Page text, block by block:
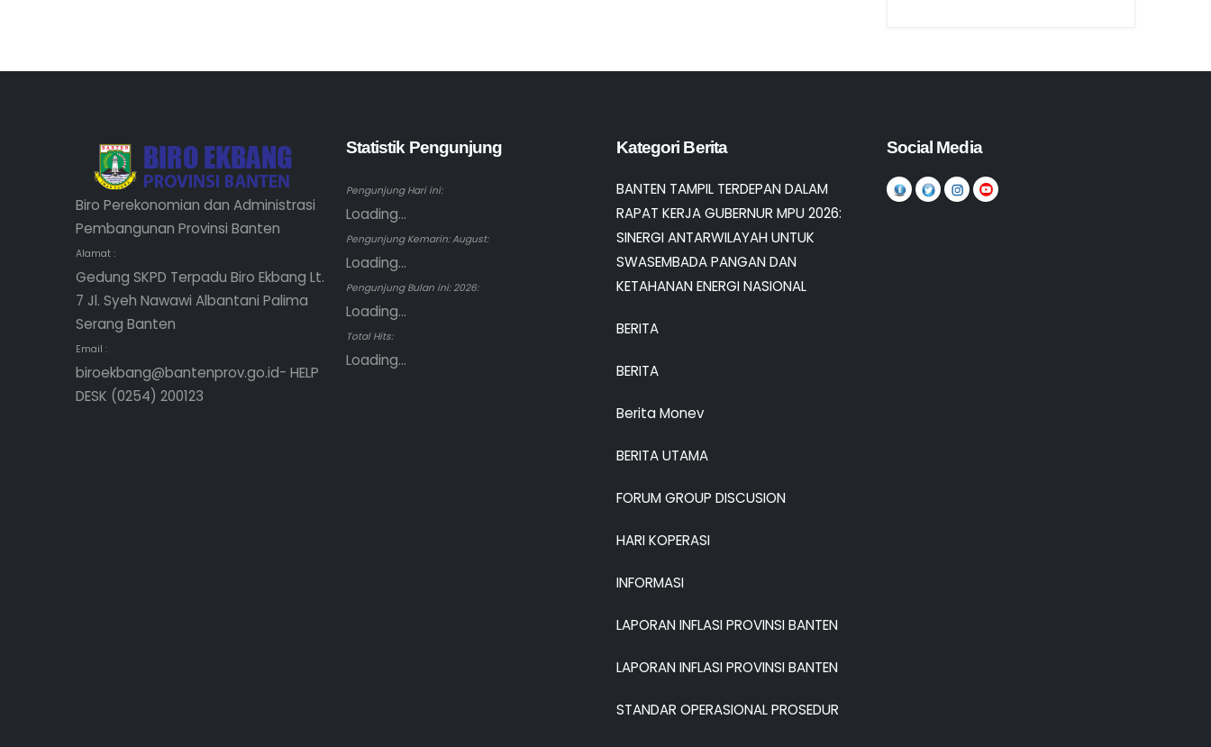
Biro Perekonomian dan Administrasi
Pembangunan Provinsi Banten
Alamat :
Gedung SKPD Terpadu Biro Ekbang Lt.
7 Jl. Syeh Nawawi Albantani Palima
Serang Banten
Email :
biroekbang@bantenprov.go.id- HELP
DESK (0254) 200123
Statistik Pengunjung
Pengunjung Hari ini:
Loading...
Pengunjung Kemarin: August:
Loading...
Pengunjung Bulan ini: 2026:
Loading...
Total Hits:
Loading...
Kategori Berita
BANTEN TAMPIL TERDEPAN DALAM
RAPAT KERJA GUBERNUR MPU 2026:
SINERGI ANTARWILAYAH UNTUK
SWASEMBADA PANGAN DAN
KETAHANAN ENERGI NASIONAL
BERITA
BERITA
Berita Monev
BERITA UTAMA
FORUM GROUP DISCUSION
HARI KOPERASI
INFORMASI
LAPORAN INFLASI PROVINSI BANTEN
LAPORAN INFLASI PROVINSI BANTEN
STANDAR OPERASIONAL PROSEDUR
Social Media